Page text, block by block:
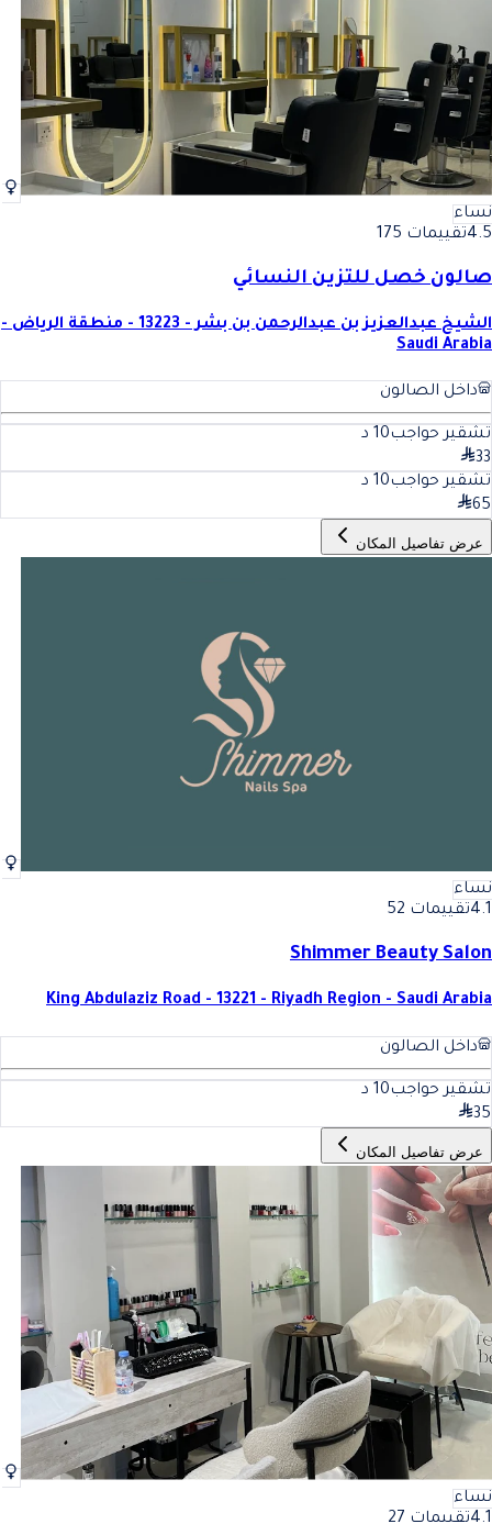
نساء
4.5تقييمات 175
صالون خصل للتزين النسائي
الشيخ عبدالعزيز بن عبدالرحمن بن بشر - 13223 - منطقة الرياض -
Saudi Arabia
داخل الصالون
تشقير حواجب10 د
33
تشقير حواجب10 د
65
عرض تفاصيل المكان
نساء
4.1تقييمات 52
Shimmer Beauty Salon
King Abdulaziz Road - 13221 - Riyadh Region - Saudi Arabia
داخل الصالون
تشقير حواجب10 د
35
عرض تفاصيل المكان
نساء
4.1تقييمات 27